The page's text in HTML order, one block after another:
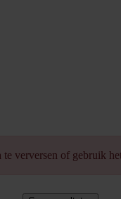
verversen of gebruik